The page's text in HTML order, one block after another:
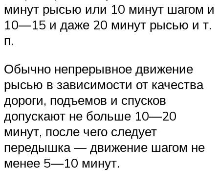
минут рысью или 10 минут шагом и
10—15 и даже 20 минут рысью и т.
п.
Обычно непрерывное движение
рысью в зависимости от качества
дороги, подъемов и спусков
допускают не больше 10—20
минут, после чего следует
передышка — движение шагом не
менее 5—10 минут.